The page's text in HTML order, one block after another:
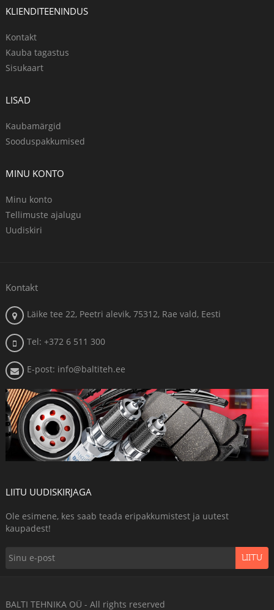
KLIENDITEENINDUS
Kontakt
Kauba tagastus
Sisukaart
LISAD
Kaubamärgid
Sooduspakkumised
MINU KONTO
Minu konto
Tellimuste ajalugu
Uudiskiri
Kontakt
Läike tee 22, Peetri alevik, 75312, Rae vald, Eesti
Tel: +372 6 511 300
E-post: info@baltiteh.ee
LIITU UUDISKIRJAGA
Ole esimene, kes saab teada eripakkumistest ja uutest
kaupadest!
LIITU
BALTI TEHNIKA OÜ - All rights reserved